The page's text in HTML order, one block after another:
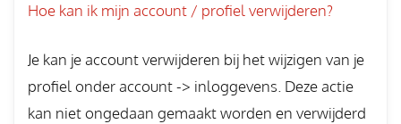
Hoe kan ik mijn account / profiel verwijderen?
Je kan je account verwijderen bij het wijzigen van je
profiel onder account -> inloggevens. Deze actie
kan niet ongedaan gemaakt worden en verwijderd